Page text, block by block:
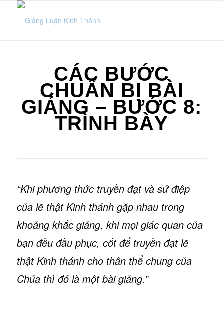
CÁC BƯỚC
CHUẨN BỊ BÀI
GIẢNG – BƯỚC 8:
TRÌNH BÀY
“Khi phương thức truyền đạt và sứ điệp
của lẽ thật Kinh thánh gặp nhau trong
khoảng khắc giảng, khi mọi giác quan của
bạn đều đầu phục, cốt để truyền đạt lẽ
thật Kinh thánh cho thân thể chung của
Chúa thì đó là một bài giảng.”